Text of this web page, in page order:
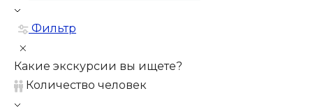
Фильтр
Какие экскурсии вы ищете?
Количество человек